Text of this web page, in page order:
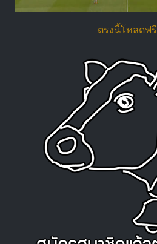
ตรงนี้โหลดฟรี